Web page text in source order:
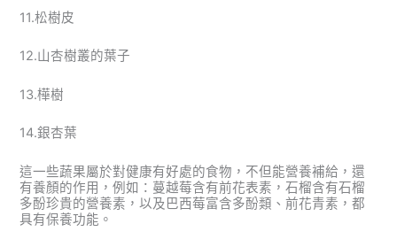
11.松樹皮
12.山杏樹叢的葉子
13.樺樹
14.銀杏葉
這一些蔬果屬於對健康有好處的食物，不但能營養補給，還
有養顏的作用，例如：蔓越莓含有前花表素，石榴含有石榴
多酚珍貴的營養素，以及巴西莓富含多酚類、前花青素，都
具有保養功能。